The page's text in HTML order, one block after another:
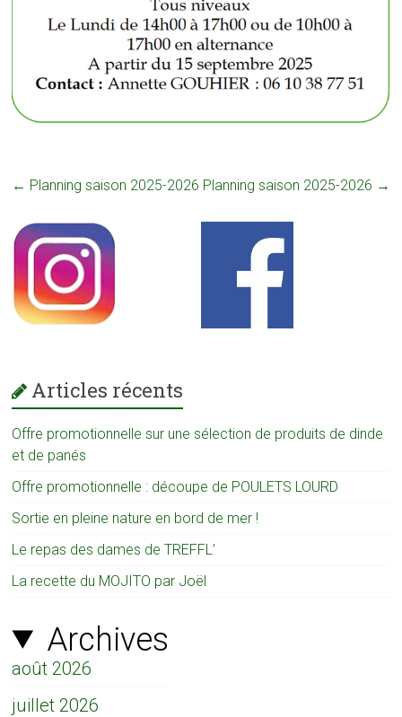
← Planning saison 2025-2026 Planning saison 2025-2026 →
Articles récents
Offre promotionnelle sur une sélection de produits de dinde
et de panés
Offre promotionnelle : découpe de POULETS LOURD
Sortie en pleine nature en bord de mer !
Le repas des dames de TREFFL’
La recette du MOJITO par Joël
Archives
août 2026
juillet 2026